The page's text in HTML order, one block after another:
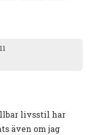
livsstil har
även om jag